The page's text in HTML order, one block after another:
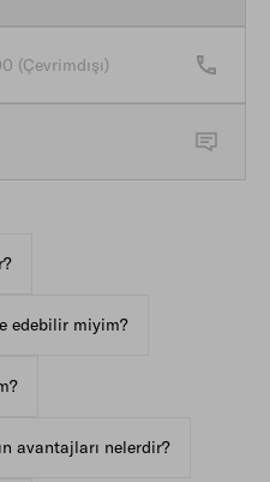
(Çevrimdışı) Müşteri Hizmetleri
opens in new tab
edebilir miyim?
avantajları nelerdir?